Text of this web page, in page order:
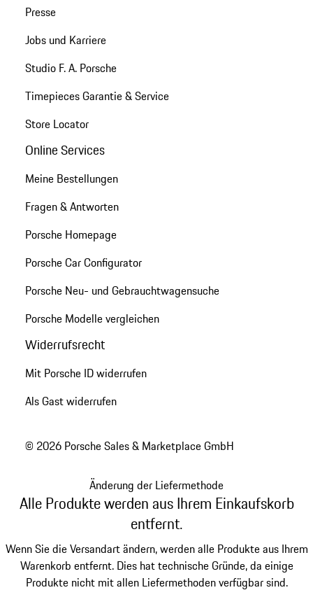
Presse
Jobs und Karriere
Studio F. A. Porsche
Timepieces Garantie & Service
Store Locator
Online Services
Meine Bestellungen
Fragen & Antworten
Porsche Homepage
Porsche Car Configurator
Porsche Neu- und Gebrauchtwagensuche
Porsche Modelle vergleichen
Widerrufsrecht
Mit Porsche ID widerrufen
Als Gast widerrufen
© 2026 Porsche Sales & Marketplace GmbH
Änderung der Liefermethode
Alle Produkte werden aus Ihrem Einkaufskorb
entfernt.
Wenn Sie die Versandart ändern, werden alle Produkte aus Ihrem
Warenkorb entfernt. Dies hat technische Gründe, da einige
Produkte nicht mit allen Liefermethoden verfügbar sind.